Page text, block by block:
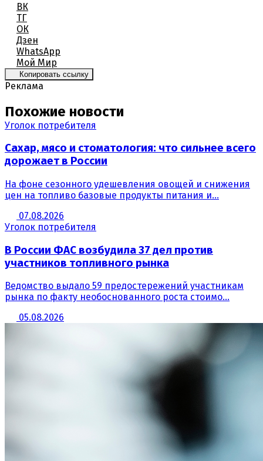
ВК
ТГ
ОК
Дзен
WhatsApp
Мой Мир
Копировать ссылку
Реклама
Похожие новости
Уголок потребителя
Сахар, мясо и стоматология: что сильнее всего
дорожает в России
На фоне сезонного удешевления овощей и снижения
цен на топливо базовые продукты питания и...
07.08.2026
Уголок потребителя
В России ФАС возбудила 37 дел против
участников топливного рынка
Ведомство выдало 59 предостережений участникам
рынка по факту необоснованного роста стоимо...
05.08.2026